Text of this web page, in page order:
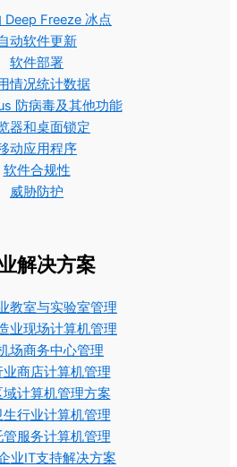
Deep Freeze 冰点
动软件更新
软件部署
情况统计数据
防病毒及其他功能
器和桌面锁定
动应用程序
软件合规性
威胁防护
解决方案
教室与实验室管理
业现场计算机管理
场商务中心管理
业商店计算机管理
域计算机管理方案
生行业计算机管理
管服务计算机管理
业IT支持解决方案